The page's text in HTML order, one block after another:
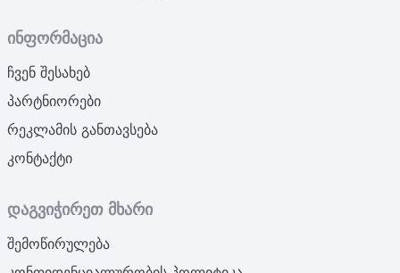
ინფორმაცია
ჩვენ შესახებ
პარტნიორები
რეკლამის განთავსება
კონტაქტი
დაგვიჭირეთ მხარი
შემოწირულება